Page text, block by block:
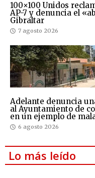
100×100 Unidos
AP-7 y denuncia el
Gibraltar
7 agosto 2026
Adelante denuncia
al Ayuntamiento de
en un ejemplo de
6 agosto 2026
Lo más leído